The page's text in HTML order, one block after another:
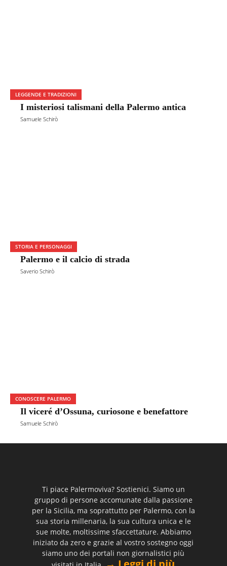
LEGGENDE E TRADIZIONI
I misteriosi talismani della Palermo antica
Samuele Schirò
STORIA E PERSONAGGI
Palermo e il calcio di strada
Saverio Schirò
CONOSCERE PALERMO
Il viceré d’Ossuna, curiosone e benefattore
Samuele Schirò
Ti piace Palermoviva? Sostienici. Siamo un
gruppo di persone accomunate dalla passione
per la Sicilia, ma soprattutto per Palermo, con la
sua storia millenaria, la sua cultura unica e le
sue molte, moltissime sfaccettature. Abbiamo
iniziato da zero e grazie al vostro sostegno oggi
siamo uno dei portali non giornalistici più